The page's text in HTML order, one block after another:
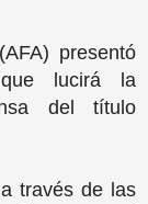
presentó
lucirá la
del título
través de las